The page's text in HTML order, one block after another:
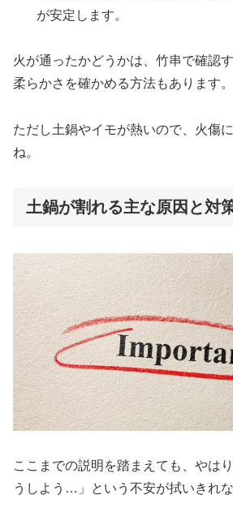
が安定します。
火が通ったかどうかは、竹串で確認
柔らかさを確かめる方法もあります。
ただし土鍋やイモが熱いので、火傷
ね。
土鍋が割れる主な原因と対
ここまでの説明を踏まえても、やは
うしよう…」という不安が拭いきれ